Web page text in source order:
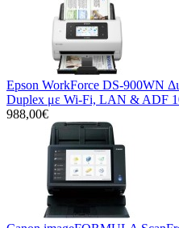
Epson WorkForce DS-900WN
Duplex με Wi-Fi, LAN & ADF
988,00€